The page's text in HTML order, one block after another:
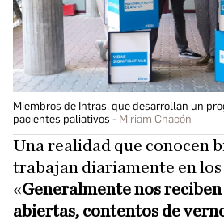
Miembros de Intras, que desarrollan un
pacientes paliativos
Miriam Chacón
Una realidad que conocen
trabajan diariamente en
«Generalmente nos reciben
abiertas, contentos de